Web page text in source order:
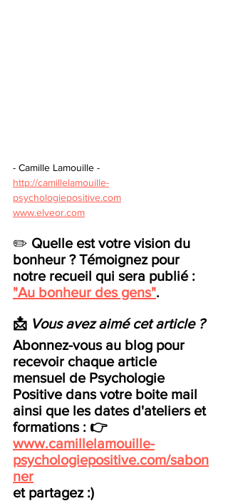
- Camille Lamouille -
http://camillelamouille-
psychologiepositive.com
www.elveor.com
✏️ Quelle est votre vision du
bonheur ? Témoignez pour
notre recueil qui sera publié :
"Au bonheur des gens".
📩 Vous avez aimé cet article ?
Abonnez-vous au blog pour
recevoir chaque article
mensuel de Psychologie
Positive dans votre boite mail
ainsi que les dates d'ateliers et
formations : 👉
www.camillelamouille-
psychologiepositive.com/sabon
ner
et partagez :)